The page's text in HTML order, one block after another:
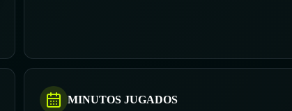
MINUTOS JUGADOS